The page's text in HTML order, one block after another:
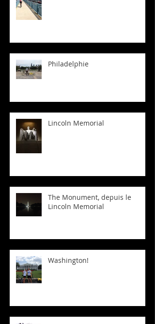
Philadelphie
Lincoln Memorial
The Monument, depuis le
Lincoln Memorial
Washington!